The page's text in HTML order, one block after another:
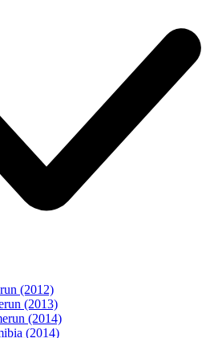
(2012)
(2013)
(2014)
(2014)